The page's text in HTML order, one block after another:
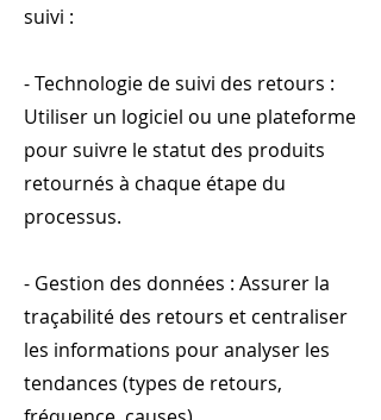
suivi :
- Technologie de suivi des retours :
Utiliser un logiciel ou une plateforme
pour suivre le statut des produits
retournés à chaque étape du
processus.
- Gestion des données : Assurer la
traçabilité des retours et centraliser
les informations pour analyser les
tendances (types de retours,